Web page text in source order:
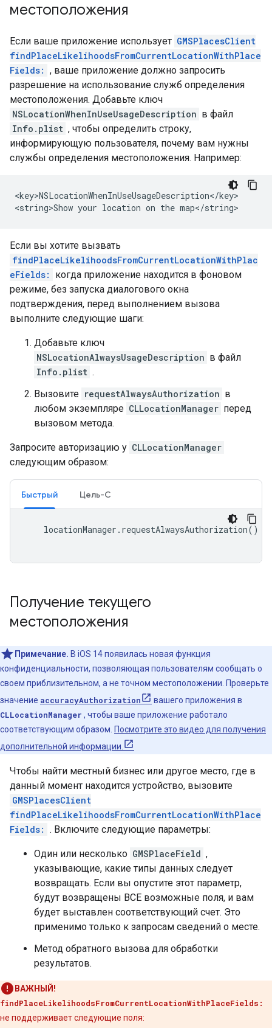
местоположения
Если ваше приложение использует GMSPlacesClient
findPlaceLikelihoodsFromCurrentLocationWithPlace
Fields: , ваше приложение должно запросить
разрешение на использование служб определения
местоположения. Добавьте ключ
NSLocationWhenInUseUsageDescription в файл
Info.plist , чтобы определить строку,
информирующую пользователя, почему вам нужны
службы определения местоположения. Например:
<key>NSLocationWhenInUseUsageDescription</key>
<string>Show your location on the map</string>
Если вы хотите вызвать
findPlaceLikelihoodsFromCurrentLocationWithPlac
eFields:
когда приложение находится в фоновом
режиме, без запуска диалогового окна
подтверждения, перед выполнением вызова
выполните следующие шаги:
Добавьте ключ
NSLocationAlwaysUsageDescription в файл
Info.plist .
Вызовите requestAlwaysAuthorization в
любом экземпляре CLLocationManager перед
вызовом метода.
Запросите авторизацию у CLLocationManager
следующим образом:
Быстрый Цель-C
locationManager . requestAlwaysAuthorization()
Получение текущего
местоположения
Примечание. В iOS 14 появилась новая функция
конфиденциальности, позволяющая пользователям сообщать о
своем приблизительном, а не точном местоположении. Проверьте
значение accuracyAuthorization
вашего приложения в
CLLocationManager , чтобы ваше приложение работало
соответствующим образом. Посмотрите это видео для получения
дополнительной информации.
Чтобы найти местный бизнес или другое место, где в
данный момент находится устройство, вызовите
GMSPlacesClient
findPlaceLikelihoodsFromCurrentLocationWithPlace
Fields: . Включите следующие параметры:
Один или несколько GMSPlaceField ,
указывающие, какие типы данных следует
возвращать. Если вы опустите этот параметр,
будут возвращены ВСЕ возможные поля, и вам
будет выставлен соответствующий счет. Это
применимо только к запросам сведений о месте.
Метод обратного вызова для обработки
результатов.
ВАЖНЫЙ!
findPlaceLikelihoodsFromCurrentLocationWithPlaceFields:
не поддерживает следующие поля: